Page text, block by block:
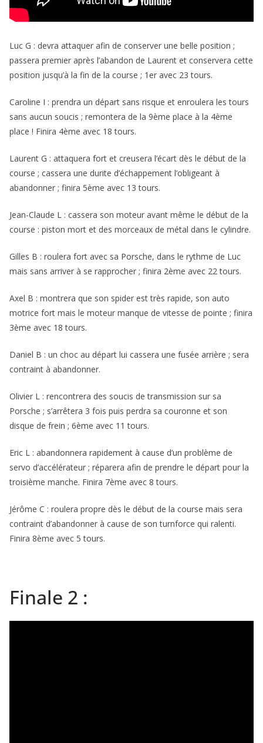
Luc G : devra attaquer afin de conserver une belle position ;
passera premier après l’abandon de Laurent et conservera cette
position jusqu’à la fin de la course ; 1er avec 23 tours.
Caroline I : prendra un départ sans risque et enroulera les tours
sans aucun soucis ; remontera de la 9ème place à la 4ème
place ! Finira 4ème avec 18 tours.
Laurent G : attaquera fort et creusera l’écart dès le début de la
course ; cassera une durite d’échappement l’obligeant à
abandonner ; finira 5ème avec 13 tours.
Jean-Claude L : cassera son moteur avant même le début de la
course : piston mort et des morceaux de métal dans le cylindre.
Gilles B : roulera fort avec sa Porsche, dans le rythme de Luc
mais sans arriver à se rapprocher ; finira 2ème avec 22 tours.
Axel B : montrera que son spider est très rapide, son auto
motrice fort mais le moteur manque de vitesse de pointe ; finira
3ème avec 18 tours.
Daniel B : un choc au départ lui cassera une fusée arrière ; sera
contraint à abandonner.
Olivier L : rencontrera des soucis de transmission sur sa
Porsche ; s’arrêtera 3 fois puis perdra sa couronne et son
disque de frein ; 6ème avec 11 tours.
Eric L : abandonnera rapidement à cause d’un problème de
servo d’accélérateur ; réparera afin de prendre le départ pour la
troisième manche. Finira 7ème avec 8 tours.
Jérôme C : roulera propre dès le début de la course mais sera
contraint d’abandonner à cause de son turnforce qui ralenti.
Finira 8ème avec 5 tours.
Finale 2 :